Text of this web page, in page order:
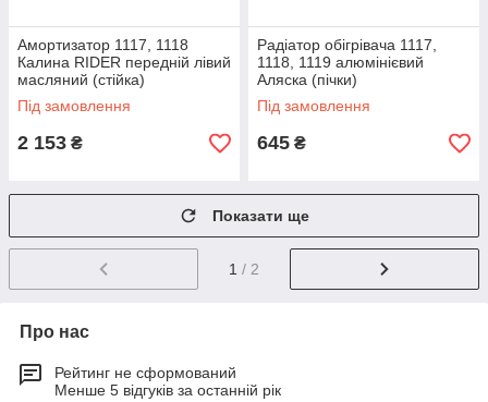
Амортизатор 1117, 1118
Калина RIDER передній лівий
масляний (стійка)
Під замовлення
2 153 ₴
Радіатор обігрівача 1117,
1118, 1119 алюмінієвий
Аляска (пічки)
Під замовлення
645 ₴
Показати ще
1 / 2
Про нас
Рейтинг не сформований
Менше 5 відгуків за останній рік